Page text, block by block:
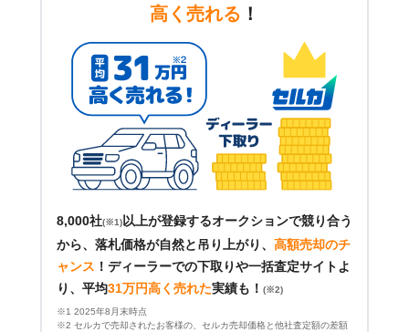
高く売れる ！
8,000社(※1)以上が登録するオークションで競り合う
から、落札価格が自然と吊り上がり、 高額売却のチ
ャンス ！ ディーラーでの下取りや一括査定サイトよ
り、平均31万円高く売れた実績も！ (※2)
※1 2025年8月末時点
※2 セルカで売却されたお客様の、セルカ売却価格と他社査定額の差額